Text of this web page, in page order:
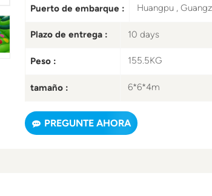
Puerto de embarque : Huangpu ,
Plazo de entrega : 10 days
Peso : 155.5KG
tamaño : 6*6*4m
PREGUNTE AHORA